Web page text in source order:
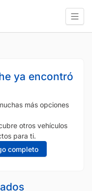
ya encontró
más opciones
otros vehículos
para ti.
completo